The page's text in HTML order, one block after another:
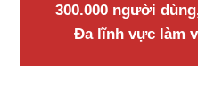
300.000 người
Đa lĩnh vực làm